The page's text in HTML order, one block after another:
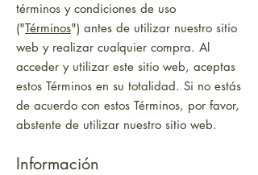
términos y condiciones de uso
("Términos") antes de utilizar nuestro sitio
web y realizar cualquier compra. Al
acceder y utilizar este sitio web, aceptas
estos Términos en su totalidad. Si no estás
de acuerdo con estos Términos, por favor,
abstente de utilizar nuestro sitio web.
Información